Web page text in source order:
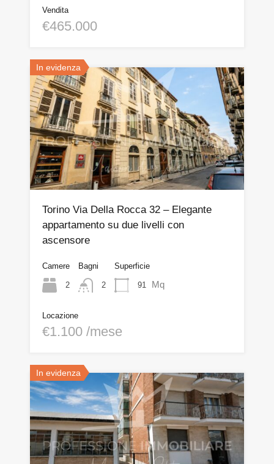
Vendita
€465.000
In evidenza
Torino Via Della Rocca 32 – Elegante
appartamento su due livelli con
ascensore
Camere
2
Bagni
2
Superficie
91 Mq
Locazione
€1.100 /mese
In evidenza